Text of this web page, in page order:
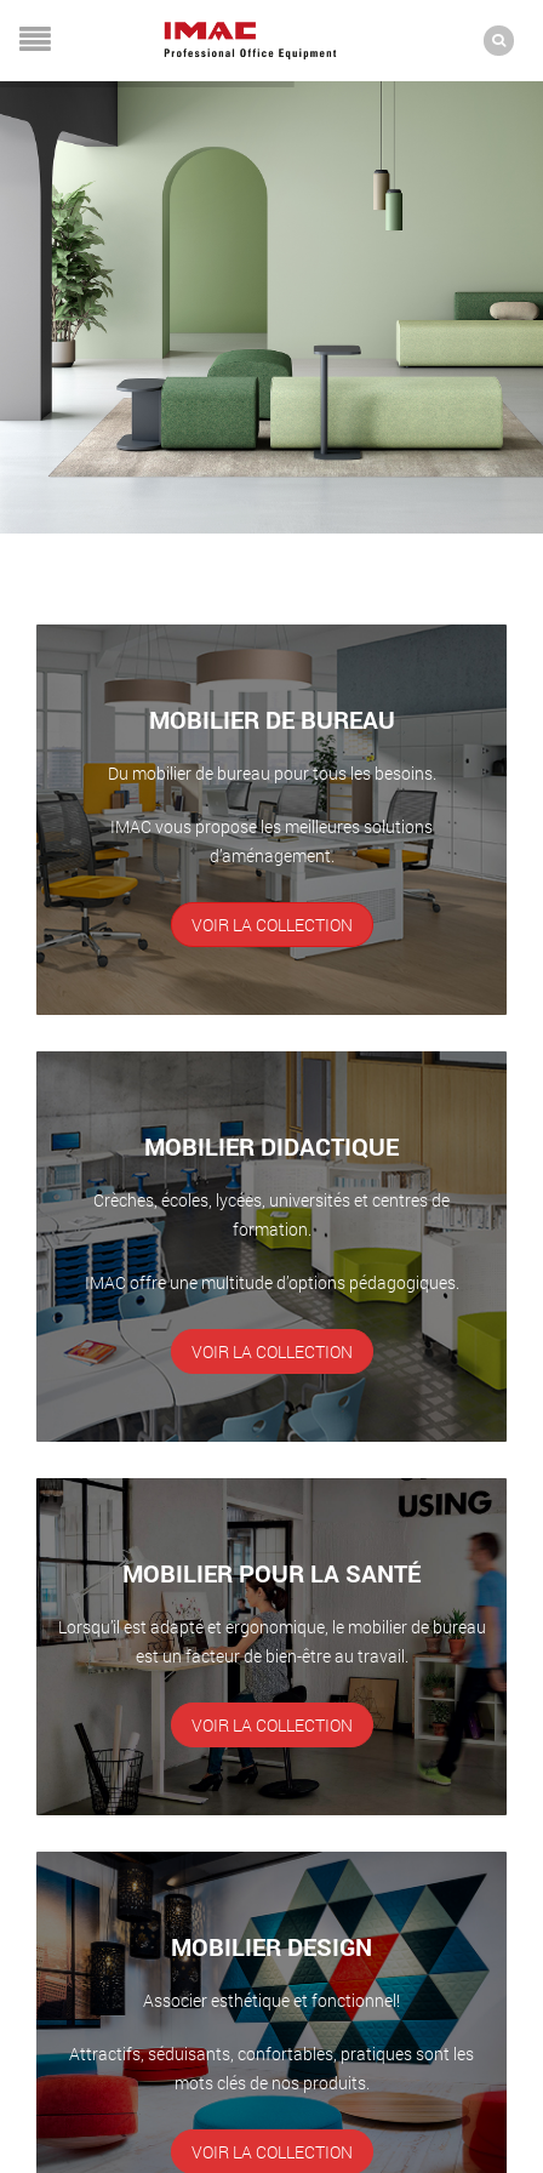
MOBILIER DE BUREAU
Du mobilier de bureau pour tous les besoins.
IMAC vous propose les meilleures solutions
d’aménagement.
VOIR LA COLLECTION
MOBILIER DIDACTIQUE
Crèches, écoles, lycées, universités et centres de
formation.
IMAC offre une multitude d’options pédagogiques.
VOIR LA COLLECTION
MOBILIER POUR LA SANTÉ
Lorsqu’il est adapté et ergonomique, le mobilier de bureau
est un facteur de bien-être au travail.
VOIR LA COLLECTION
MOBILIER DESIGN
Associer esthétique et fonctionnel!
Attractifs, séduisants, confortables, pratiques sont les
mots clés de nos produits.
VOIR LA COLLECTION